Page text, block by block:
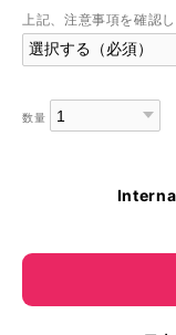
上記、注意事項を確認し
数量